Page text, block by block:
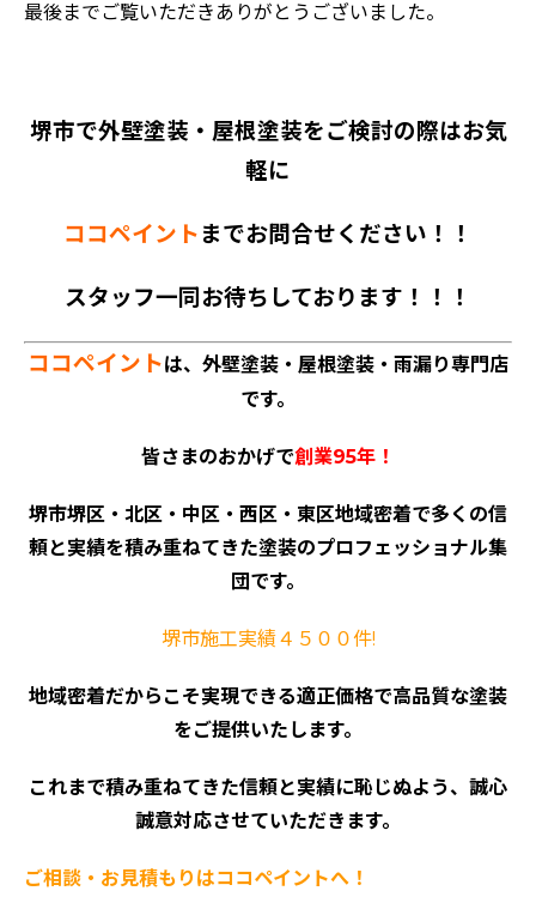
最後までご覧いただきありがとうございました。
堺市で外壁塗装・屋根塗装をご検討の際はお気
軽に
ココペイント までお問合せください！！
スタッフ一同お待ちしております！！！
ココペイントは、外壁塗装・屋根塗装・雨漏り専門店
です。
皆さまのおかげで創業95年！
堺市堺区・北区・中区・西区・東区地域密着で多くの信
頼と実績を積み重ねてきた塗装のプロフェッショナル集
団です。
堺市施工実績４５００件!
地域密着だからこそ実現できる適正価格で高品質な塗装
をご提供いたします。
これまで積み重ねてきた信頼と実績に恥じぬよう、誠心
誠意対応させていただきます。
ご相談・お見積もりはココペイントへ！